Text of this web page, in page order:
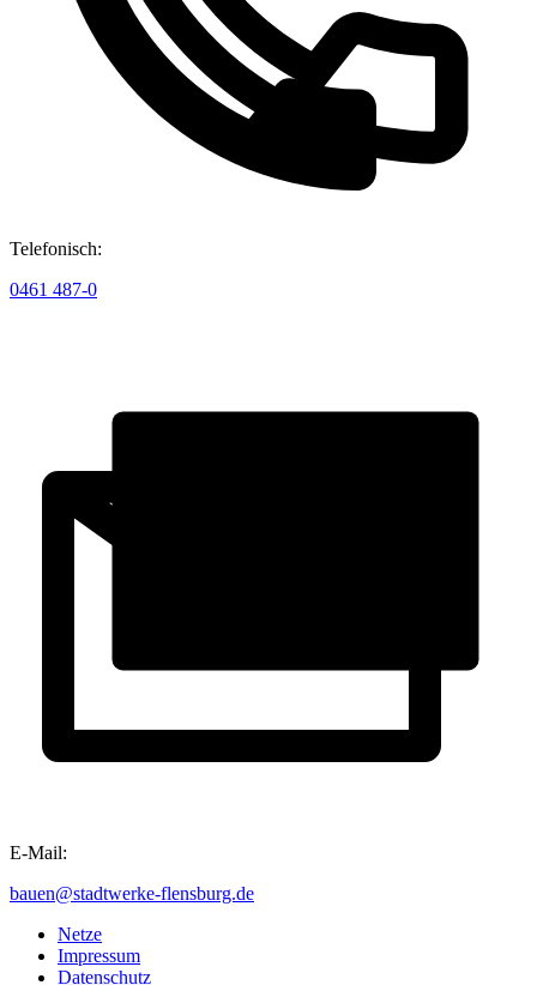
Telefonisch:
0461 487-0
E-Mail:
bauen@stadtwerke-flensburg.de
Netze
Impressum
Datenschutz